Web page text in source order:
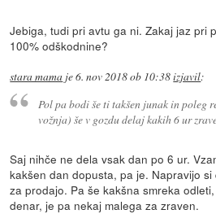
Jebiga, tudi pri avtu ga ni. Zakaj jaz pri
100% odškodnine?
stara mama je6. nov 2018 ob 10:38izjavil:
Pol pa bodi še ti takšen junak in poleg
vožnja) še v gozdu delaj kakih 6 ur
Saj nihče ne dela vsak dan po 6 ur.
kakšen dan dopusta, pa je. Napravijo
za prodajo. Pa še kakšna smreka
denar, je pa nekaj malega za zraven.